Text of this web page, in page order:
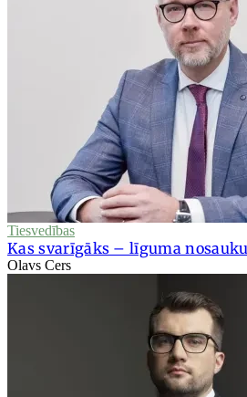
Tiesvedības
Kas svarīgāks – līguma
Olavs Cers